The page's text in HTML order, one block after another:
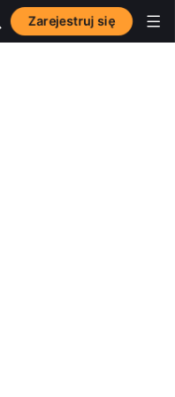
Zarejestruj się